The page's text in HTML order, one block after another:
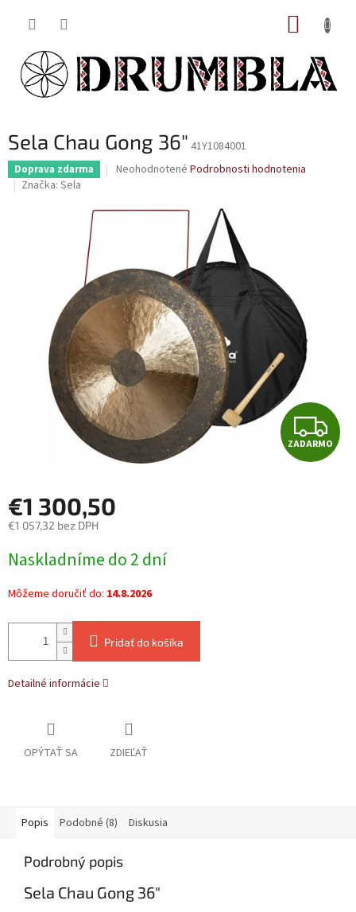
Sela Chau Gong 36" 41Y1084001
Doprava zdarma
Priemerné
je
hviezdičiek.
Neohodnotené Podrobnosti hodnotenia
Značka: Sela
Z
A
ZADARMO
€1 300,50
€1 057,32 bez DPH
cena:
Naskladníme do 2 dní
Môžeme doručiť do: 14.8.2026
Pridať do košíka
Detailné informácie
OPÝTAŤ SA ZDIEĽAŤ
Popis Podobné (8) Diskusia
Podrobný popis
Sela Chau Gong 36"